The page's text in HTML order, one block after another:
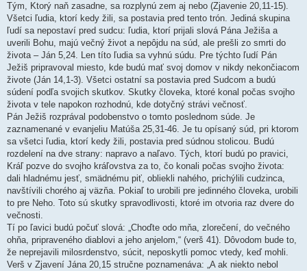
Tým, Ktorý naň zasadne, sa rozplynú zem aj nebo (Zjavenie 20,11-15).
Všetci ľudia, ktorí kedy žili, sa postavia pred tento trón. Jediná skupina
ľudí sa nepostaví pred sudcu: ľudia, ktorí prijali slová Pána Ježiša a
uverili Bohu, majú večný život a nepôjdu na súd, ale prešli zo smrti do
života – Ján 5,24. Len títo ľudia sa vyhnú súdu. Pre týchto ľudí Pán
Ježiš pripravoval miesto, kde budú mať svoj domov v nikdy nekončiacom
živote (Ján 14,1-3). Všetci ostatní sa postavia pred Sudcom a budú
súdení podľa svojich skutkov. Skutky človeka, ktoré konal počas svojho
života v tele napokon rozhodnú, kde dotyčný strávi večnosť.
Pán Ježiš rozprával podobenstvo o tomto poslednom súde. Je
zaznamenané v evanjeliu Matúša 25,31-46. Je tu opísaný súd, pri ktorom
sa všetci ľudia, ktorí kedy žili, postavia pred súdnou stolicou. Budú
rozdelení na dve strany: napravo a naľavo. Tých, ktorí budú po pravici,
Kráľ pozve do svojho kráľovstva za to, čo konali počas svojho života:
dali hladnému jesť, smädnému piť, obliekli nahého, prichýlili cudzinca,
navštívili chorého aj väzňa. Pokiaľ to urobili pre jedinného človeka, urobili
to pre Neho. Toto sú skutky spravodlivosti, ktoré im otvoria raz dvere do
večnosti.
Tí po ľavici budú počuť slová: „Choďte odo mňa, zlorečení, do večného
ohňa, pripraveného diablovi a jeho anjelom,“ (verš 41). Dôvodom bude to,
že neprejavili milosrdenstvo, súcit, neposkytli pomoc vtedy, keď mohli.
Verš v Zjavení Jána 20,15 stručne poznamenáva: „A ak niekto nebol